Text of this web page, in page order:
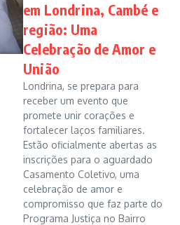
em Londrina, Cambé e
região: Uma
Celebração de Amor e
União
Londrina, se prepara para
receber um evento que
promete unir corações e
fortalecer laços familiares.
Estão oficialmente abertas as
inscrições para o aguardado
Casamento Coletivo, uma
celebração de amor e
compromisso que faz parte do
Programa Justiça no Bairro